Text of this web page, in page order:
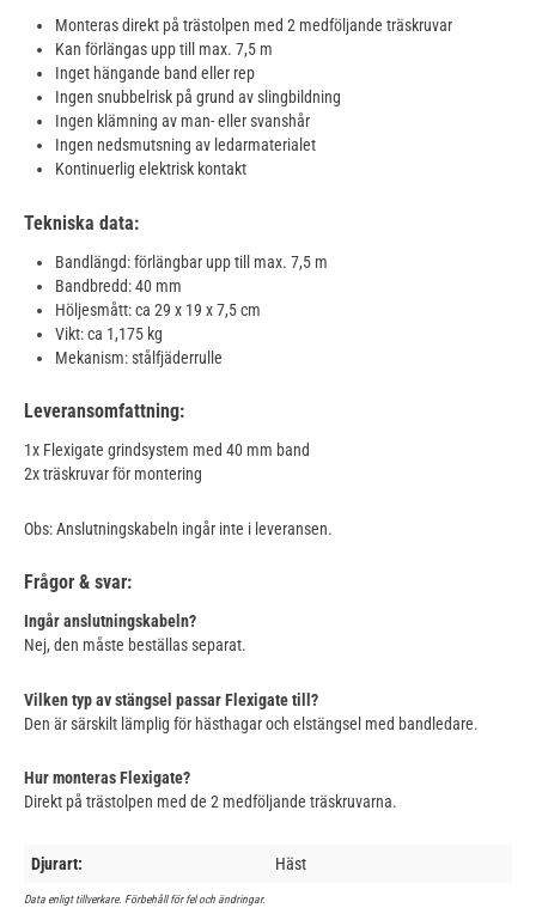
Monteras direkt på trästolpen med 2 medföljande träskruvar
Kan förlängas upp till max. 7,5 m
Inget hängande band eller rep
Ingen snubbelrisk på grund av slingbildning
Ingen klämning av man- eller svanshår
Ingen nedsmutsning av ledarmaterialet
Kontinuerlig elektrisk kontakt
Tekniska data:
Bandlängd: förlängbar upp till max. 7,5 m
Bandbredd: 40 mm
Höljesmått: ca 29 x 19 x 7,5 cm
Vikt: ca 1,175 kg
Mekanism: stålfjäderrulle
Leveransomfattning:
1x Flexigate grindsystem med 40 mm band
2x träskruvar för montering
Obs: Anslutningskabeln ingår inte i leveransen.
Frågor & svar:
Ingår anslutningskabeln?
Nej, den måste beställas separat.
Vilken typ av stängsel passar Flexigate till?
Den är särskilt lämplig för hästhagar och elstängsel med bandledare.
Hur monteras Flexigate?
Direkt på trästolpen med de 2 medföljande träskruvarna.
Djurart: Häst
Data enligt tillverkare. Förbehåll för fel och ändringar.